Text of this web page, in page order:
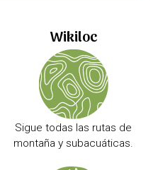
Wikiloc
Sigue todas las rutas de
montaña y subacuáticas.